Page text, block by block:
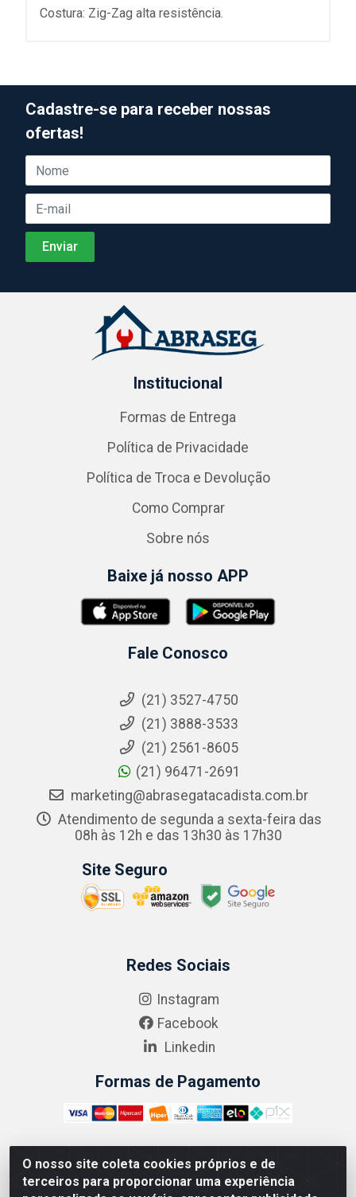
Costura: Zig-Zag alta resistência.
O nosso site coleta cookies próprios e de
terceiros para proporcionar uma experiência
Cadastre-se para receber nossas
ofertas!
Institucional
Formas de Entrega
Política de Privacidade
Política de Troca e Devolução
Como Comprar
Sobre nós
Baixe já nosso APP
Fale Conosco
(21) 3527-4750
(21) 3888-3533
(21) 2561-8605
(21) 96471-2691
marketing@abrasegatacadista.com.br
Atendimento de segunda a sexta-feira das
08h às 12h e das 13h30 às 17h30
Site Seguro
Redes Sociais
Instagram
Facebook
Linkedin
Formas de Pagamento
ABRASEG COMÉRCIO ATACADISTA LTDA - CNPJ:
10.894.768/0001-00 - Avenida Lobo Júnior, 1045 -